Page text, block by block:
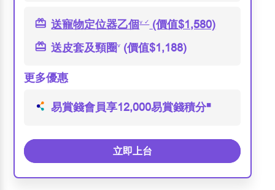
送寵物定位器乙個v ✓ (價值$1,580)
送皮套及頸圈v (價值$1,188)
更多優惠
易賞錢會員享12,000易賞錢積分◼
立即上台
立即上台